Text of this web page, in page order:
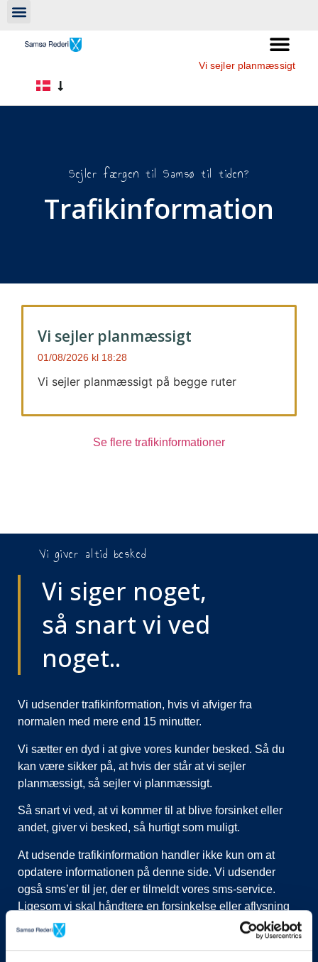
Vi sejler planmæssigt
Sejler færgen til Samsø til tiden?
Trafikinformation
Vi sejler planmæssigt
01/08/2026 18:28
Vi sejler planmæssigt på begge ruter
Se flere trafikinformationer
Vi giver altid besked
Vi siger noget,
så snart vi ved
noget..
Vi udsender trafikinformation, hvis vi afviger fra
normalen med mere end 15 minutter.
Vi sætter en dyd i at give vores kunder besked. Så du
kan være sikker på, at hvis der står at vi sejler
planmæssigt, så sejler vi planmæssigt.
Så snart vi ved, at vi kommer til at blive forsinket eller
andet, giver vi besked, så hurtigt som muligt.
At udsende trafikinformation handler ikke kun om at
opdatere informationen på denne side. Vi udsender
også sms’er til jer, der er tilmeldt vores sms-service.
Ligesom vi skal håndtere en forsinkelse eller aflysning
ved at lukke afgange i vores system, evt. flytte kunder til
nye afgange, ringe til vognmænd der skal have flyttet